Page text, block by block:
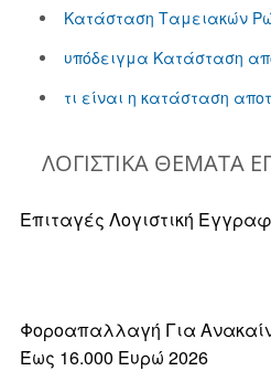
Κατάσταση Ταμειακών
υπόδειγμα Κατάσταση
τι είναι η κατάσταση
ΛΟΓΙΣΤΙΚΆ ΘΈΜΑΤΑ
Επιταγές Λογιστική
Φοροαπαλλαγή Για
Έως 16.000 Ευρώ 2026